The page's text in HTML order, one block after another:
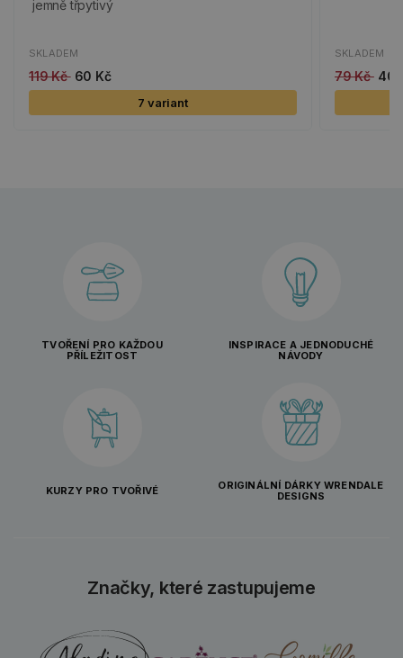
jemně třpytivý
SKLADEM
119 Kč 60 Kč
7 variant
SKLADEM
79 Kč 40
TVOŘENÍ PRO KAŽDOU
PŘÍLEŽITOST
INSPIRACE A JEDNODUCHÉ
NÁVODY
KURZY PRO TVOŘIVÉ
ORIGINÁLNÍ DÁRKY WRENDALE
DESIGNS
Značky, které zastupujeme